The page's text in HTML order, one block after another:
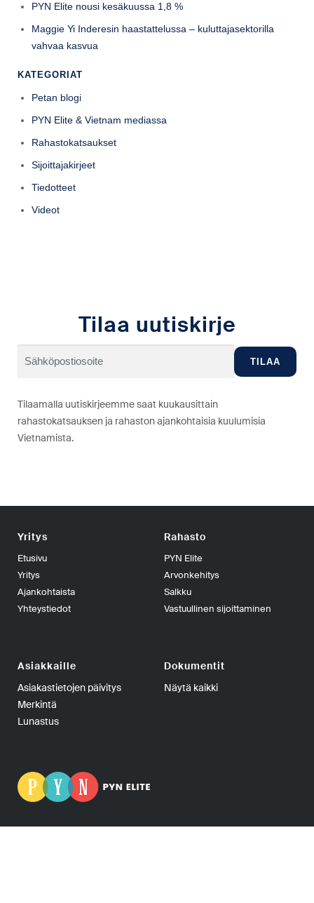
PYN Elite nousi kesäkuussa 1,8 %
Maggie Yi Inderesin haastattelussa – kuluttajasektorilla
vahvaa kasvua
KATEGORIAT
Petan blogi
PYN Elite & Vietnam mediassa
Rahastokatsaukset
Sijoittajakirjeet
Tiedotteet
Videot
Tilaa uutiskirje
Tilaamalla uutiskirjeemme saat kuukausittain
rahastokatsauksen ja rahaston ajankohtaisia kuulumisia
Vietnamista.
Yritys
Etusivu
Yritys
Ajankohtaista
Yhteystiedot
Rahasto
PYN Elite
Arvonkehitys
Salkku
Vastuullinen sijoittaminen
Asiakkaille
Asiakastietojen päivitys
Merkintä
Lunastus
Dokumentit
Näytä kaikki